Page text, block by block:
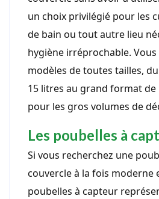
un choix privilégié pour les
de bain ou tout autre lieu
hygiène irréprochable.
modèles de toutes tailles,
15 litres au grand format de
pour les gros volumes de
Les poubelles à
Si vous recherchez une
couvercle à la fois moderne
poubelles à capteur